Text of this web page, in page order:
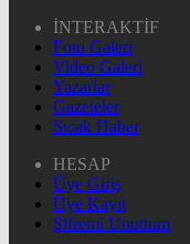
İNTERAKTİF
Foto Galeri
Video Galeri
Yazarlar
Gazeteler
Sıcak Haber
HESAP
Üye Giriş
Üye Kayıt
Şifremi Unuttum